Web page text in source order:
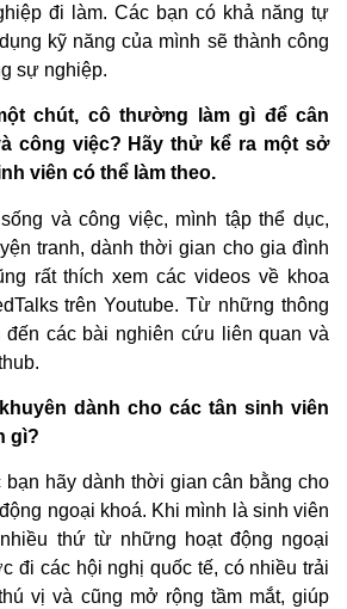
đi làm. Các bạn có khả năng tự
kỹ năng của mình sẽ thành công
sự nghiệp.
chút, cô thường làm gì để cân
công việc? Hãy thử kể ra một sở
viên có thể làm theo.
và công việc, mình tập thể dục,
tranh, dành thời gian cho gia đình
rất thích xem các videos về khoa
trên Youtube. Từ những thông
đến các bài nghiên cứu liên quan và
dành cho các tân sinh viên
gì?
bạn hãy dành thời gian cân bằng cho
ngoại khoá. Khi mình là sinh viên
thứ từ những hoạt động ngoại
đi các hội nghị quốc tế, có nhiều trải
vị và cũng mở rộng tầm mắt, giúp